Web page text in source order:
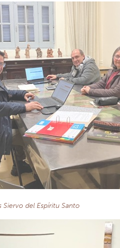
del Espíritu Santo